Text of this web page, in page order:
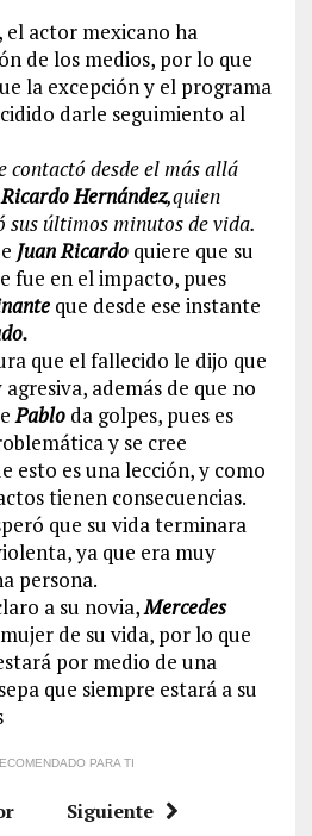
el actor mexicano ha
de los medios, por lo que
la excepción y el programa
darle seguimiento al
contactó desde el más allá
Hernández,quien
sus últimos minutos de vida.
Juan Ricardo quiere que su
fue en el impacto, pues
que desde ese instante
que el fallecido le dijo que
además de que no
Pablo da golpes, pues es
y se cree
esto es una lección, y como
tienen consecuencias.
que su vida terminara
ya que era muy
persona.
a su novia,Mercedes
de su vida, por lo que
por medio de una
que siempre estará a su
PARA TI
Siguiente